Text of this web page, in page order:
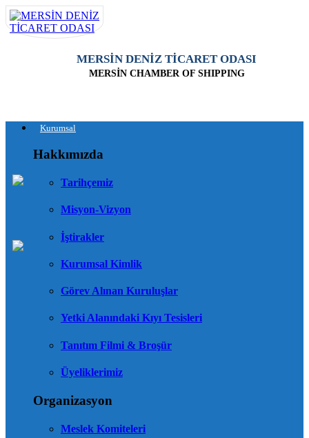
MERSİN DENİZ TİCARET ODASI
MERSİN CHAMBER OF SHIPPING
Kurumsal
Hakkımızda
Tarihçemiz
Misyon-Vizyon
İştirakler
Kurumsal Kimlik
Görev Alınan Kuruluşlar
Yetki Alanındaki Kıyı Tesisleri
Tanıtım Filmi & Broşür
Üyeliklerimiz
Organizasyon
Meslek Komiteleri